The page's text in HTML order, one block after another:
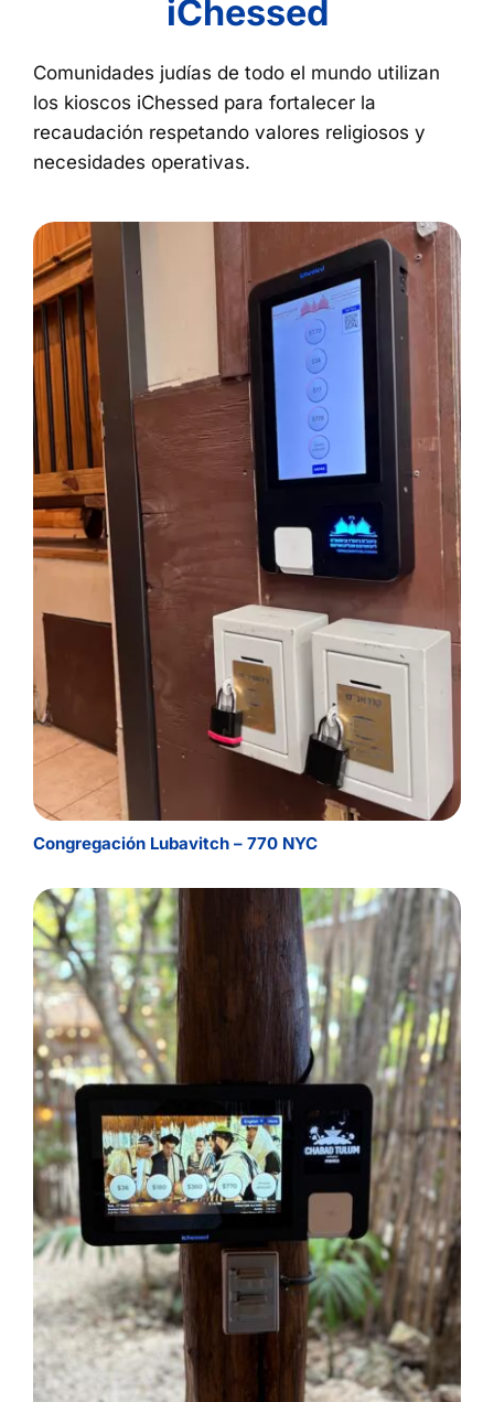
iChessed
Comunidades judías de todo el mundo utilizan
los kioscos iChessed para fortalecer la
recaudación respetando valores religiosos y
necesidades operativas.
Congregación Lubavitch – 770 NYC